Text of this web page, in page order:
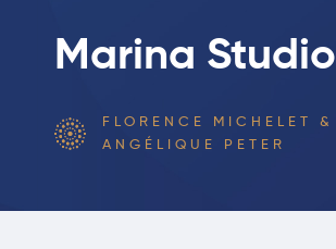
Marina Studio
FLORENCE MICHELET &
ANGÉLIQUE PETER